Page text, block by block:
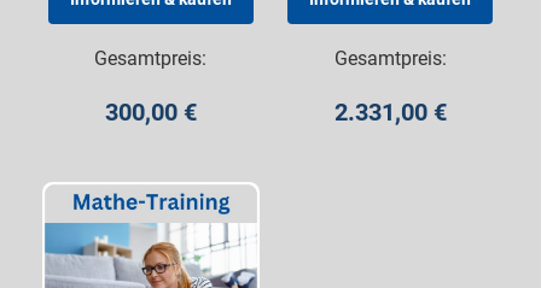
Gesamtpreis:
300,00 €
Gesamtpreis:
2.331,00 €